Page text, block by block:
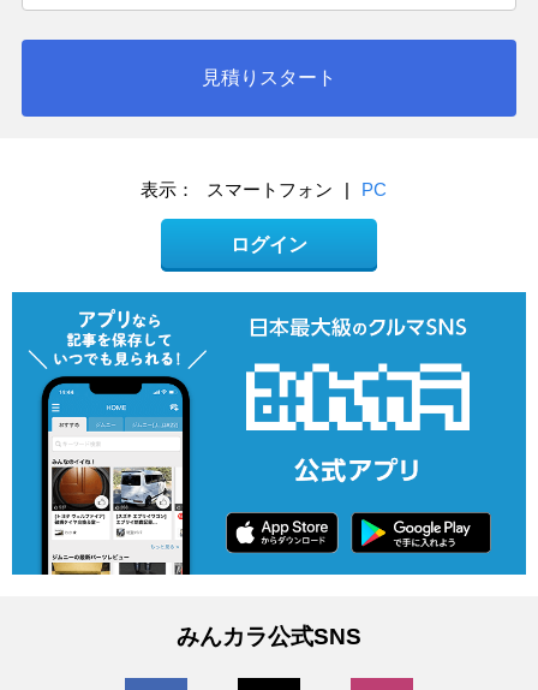
見積りスタート
表示： スマートフォン | PC
ログイン
みんカラ公式SNS